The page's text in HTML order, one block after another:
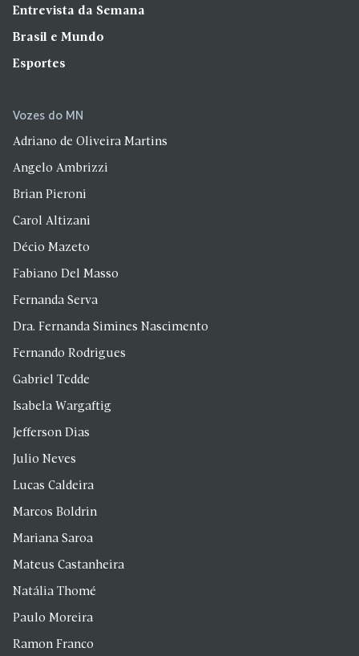
Entrevista da Semana
Brasil e Mundo
Esportes
Vozes do MN
Adriano de Oliveira Martins
Angelo Ambrizzi
Brian Pieroni
Carol Altizani
Décio Mazeto
Fabiano Del Masso
Fernanda Serva
Dra. Fernanda Simines Nascimento
Fernando Rodrigues
Gabriel Tedde
Isabela Wargaftig
Jefferson Dias
Julio Neves
Lucas Caldeira
Marcos Boldrin
Mariana Saroa
Mateus Castanheira
Natália Thomé
Paulo Moreira
Ramon Franco